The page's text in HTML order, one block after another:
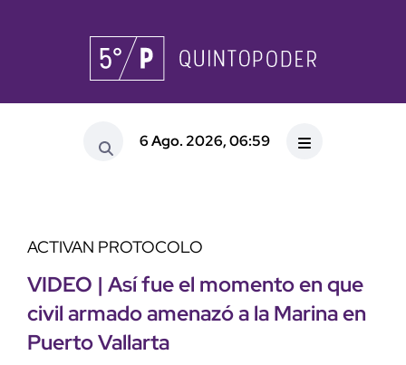
6 Ago. 2026, 06:59
ACTIVAN PROTOCOLO
VIDEO | Así fue el momento en que
civil armado amenazó a la Marina en
Puerto Vallarta